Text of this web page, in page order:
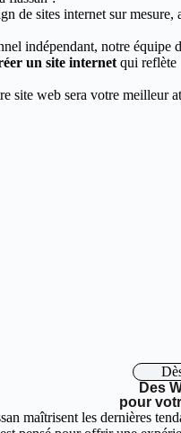
de sites internet sur mesure,
indépendant, notre équipe
un site internetqui reflète
site web sera votre meilleur
Des
pour
maîtrisent les dernières